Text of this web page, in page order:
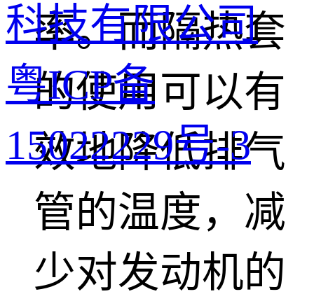
率。而隔热套
的使用可以有
效地降低排气
管的温度，减
少对发动机的
科技有限公司
粤ICP备
15022229号-3